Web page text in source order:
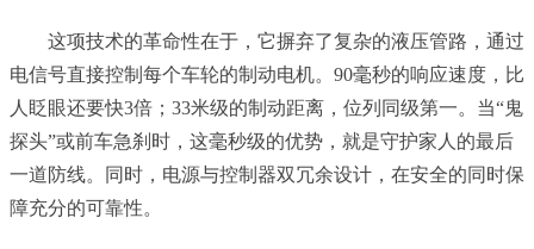
这项技术的革命性在于，它摒弃了复杂的液压管路，通过
电信号直接控制每个车轮的制动电机。90毫秒的响应速度，比
人眨眼还要快3倍；33米级的制动距离，位列同级第一。当“鬼
探头”或前车急刹时，这毫秒级的优势，就是守护家人的最后
一道防线。同时，电源与控制器双冗余设计，在安全的同时保
障充分的可靠性。